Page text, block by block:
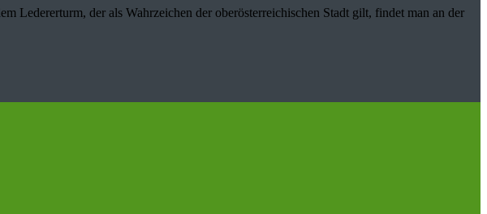
Ledererturm, der als Wahrzeichen der oberösterreichischen Stadt gilt, findet man an der